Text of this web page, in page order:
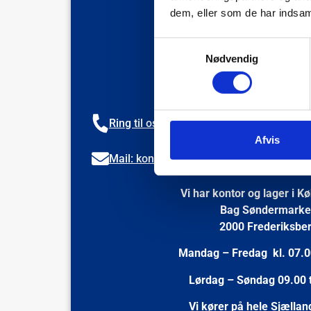
dem, eller som de har
Nødvendig
Afvis
Ring til os på 20 89 25 27
Mail: kontakt@johnni.dk
Vi har kontor og lager i
Bag
2000
Mandag – Fredag kl.
Lørdag – Søndag 09.00
Vi kører på hele